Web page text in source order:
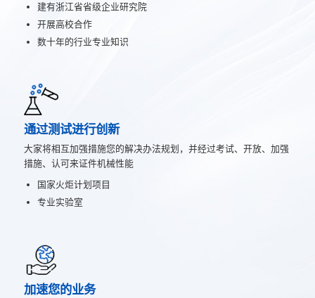
建有浙江省省级企业研究院
开展高校合作
数十年的行业专业知识
通过测试进行创新
大家将相互加强措施您的解决办法规划，并经过考试、开放、加强
措施、认可来证件机械性能
国家火炬计划项目
专业实验室
加速您的业务